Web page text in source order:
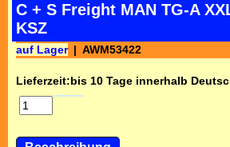
C + S Freight MAN TG-A
KSZ
auf Lager AWM53422
Lieferzeit:bis 10 Tage innerhalb